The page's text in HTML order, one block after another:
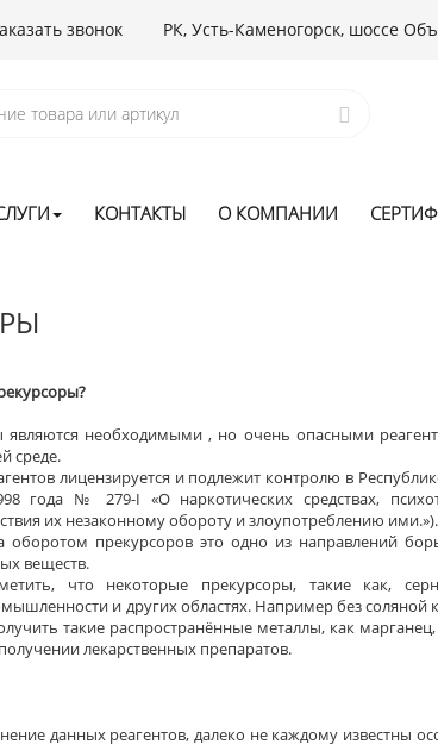
звонок РК, Усть-Каменогорск, шоссе
КОНТАКТЫ О КОМПАНИИ
являются необходимыми , но очень опасными
среде.
лицензируется и подлежит контролю в
года № 279-I «О наркотических средствах,
их незаконному обороту и злоупотреблению ими.»).
оборотом прекурсоров это одно из направлений
веществ.
что некоторые прекурсоры, такие как,
и других областях. Например без соляной
такие распространённые металлы, как
лекарственных препаратов.
данных реагентов, далеко не каждому известны